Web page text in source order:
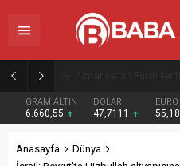
GRAM ALTIN
6.660,55
DOLAR
47,7111
EURO
Anasayfa
Dünya